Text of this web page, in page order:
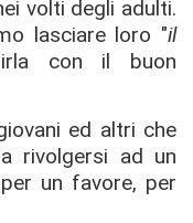
volti degli adulti.
lasciare loro "il
con il buon
ed altri che
rivolgersi ad un
un favore, per